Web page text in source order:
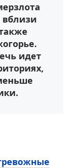
вблизи
идет